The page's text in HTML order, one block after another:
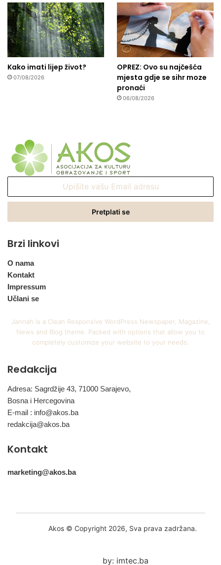
Kako imati lijep život?
07/08/2026
OPREZ: Ovo su najčešća
mjesta gdje se sihr moze
pronaći
06/08/2026
Email
Brzi linkovi
O nama
Kontakt
Impressum
Učlani se
Jannah is a Clean Responsive WordPress Newspaper, Magazine,
News and Blog theme. Packed with options that allow you to
completely customize your website to your needs.
Redakcija
Adresa: Sagrdžije 43, 71000 Sarajevo,
Bosna i Hercegovina
E-mail : info@akos.ba
redakcija@akos.ba
Kontakt
marketing@akos.ba
Akos © Copyright 2026, Sva prava zadržana.
by: imtec.ba